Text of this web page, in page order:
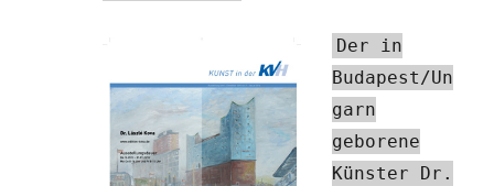
Der in
Budapest/Un
garn
geborene
Künster Dr.